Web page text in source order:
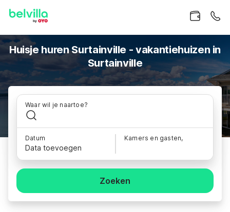
Huisje huren Surtainville - vakantiehuizen in
Surtainville
Waar wil je naartoe?
Datum
Data toevoegen
Kamers en gasten,
Zoeken